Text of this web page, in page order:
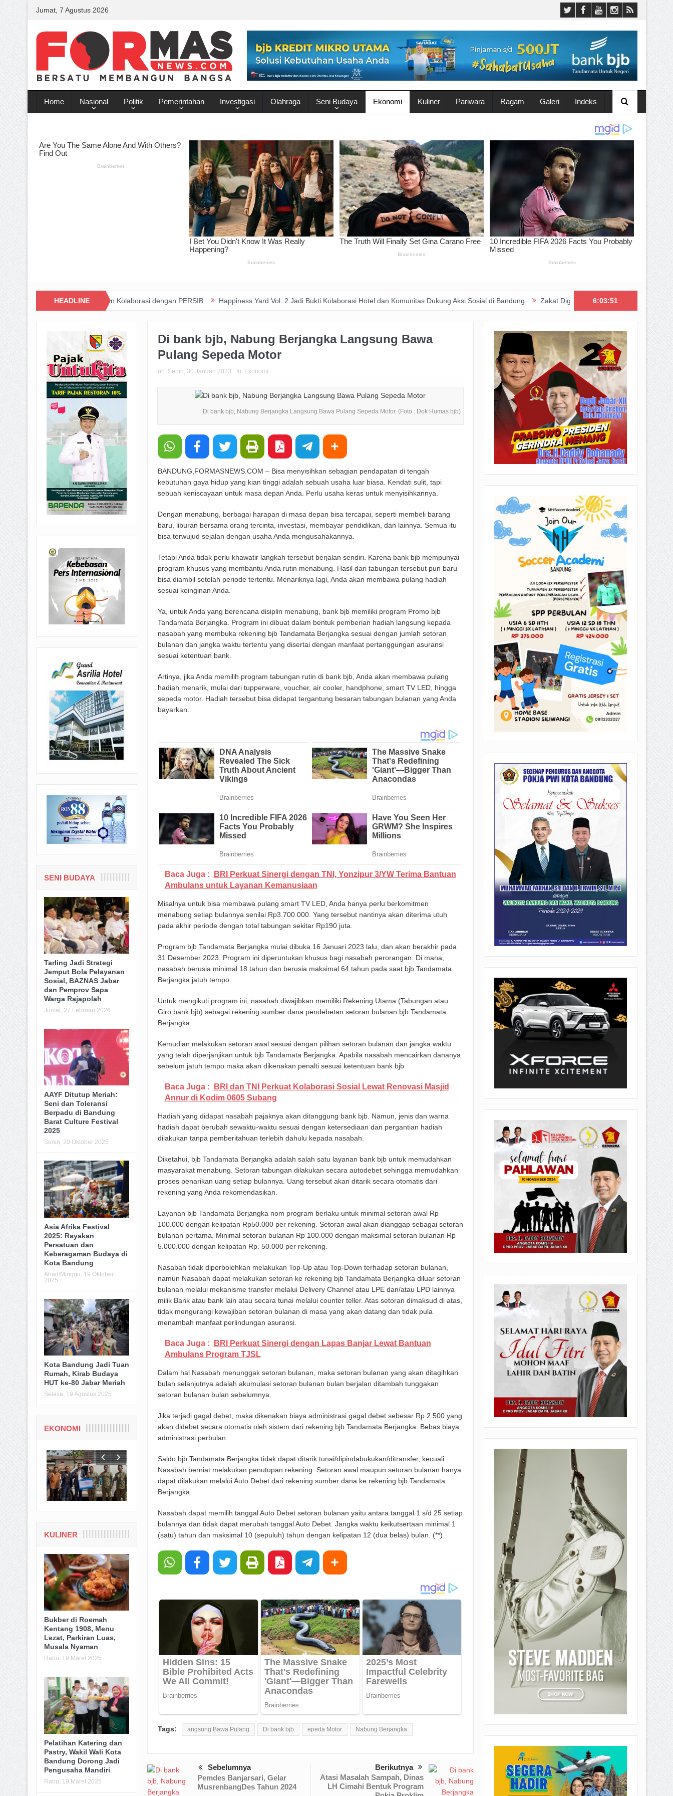
Jumat, 7 Agustus 2026
Home Nasional Politik Pemerintahan Investigasi Olahraga Seni Budaya Ekonomi Kuliner Pariwara Ragam Galeri Indeks
HEADLINE
Inovasi dan Kolaborasi dengan PERSIB Happiness Yard Vol. 2 Jadi Bukti Kolaborasi Hotel dan Komunitas Dukung Aksi Sosial di Bandung Zakat Digital BRImo Wujudkan Kepedulian, BAZNAS Jabar
6:03:53
Di bank bjb, Nabung Berjangka Langsung Bawa
Pulang Sepeda Motor
on: Senin, 30 Januari 2023 In: Ekonomi
Di bank bjb, Nabung Berjangka Langsung Bawa Pulang Sepeda Motor. (Foto : Dok Humas bjb)
BANDUNG,FORMASNEWS.COM – Bisa menyisihkan sebagian pendapatan di tengah
kebutuhan gaya hidup yang kian tinggi adalah sebuah usaha luar biasa. Kendati sulit, tapi
sebuah keniscayaan untuk masa depan Anda. Perlu usaha keras untuk menyisihkannya.
Dengan menabung, berbagai harapan di masa depan bisa tercapai, seperti membeli barang
baru, liburan bersama orang tercinta, investasi, membayar pendidikan, dan lainnya. Semua itu
bisa terwujud sejalan dengan usaha Anda mengusahakannya.
Tetapi Anda tidak perlu khawatir langkah tersebut berjalan sendiri. Karena bank bjb mempunyai
program khusus yang membantu Anda rutin menabung. Hasil dari tabungan tersebut pun baru
bisa diambil setelah periode tertentu. Menariknya lagi, Anda akan membawa pulang hadiah
sesuai keinginan Anda.
Ya, untuk Anda yang berencana disiplin menabung, bank bjb memiliki program Promo bjb
Tandamata Berjangka. Program ini dibuat dalam bentuk pemberian hadiah langsung kepada
nasabah yang membuka rekening bjb Tandamata Berjangka sesuai dengan jumlah setoran
bulanan dan jangka waktu tertentu yang disertai dengan manfaat pertanggungan asuransi
sesuai ketentuan bank.
Artinya, jika Anda memilih program tabungan rutin di bank bjb, Anda akan membawa pulang
hadiah menarik, mulai dari tupperware, voucher, air cooler, handphone, smart TV LED, hingga
sepeda motor. Hadiah tersebut bisa didapat tergantung besaran tabungan bulanan yang Anda
bayarkan.
Baca Juga :
BRI Perkuat Sinergi dengan TNI, Yonzipur 3/YW Terima Bantuan
Ambulans untuk Layanan Kemanusiaan
Misalnya untuk bisa membawa pulang smart TV LED, Anda hanya perlu berkomitmen
menabung setiap bulannya senilai Rp3.700.000. Yang tersebut nantinya akan diterima utuh
pada akhir periode dengan total tabungan sekitar Rp190 juta.
Program bjb Tandamata Berjangka mulai dibuka 16 Januari 2023 lalu, dan akan berakhir pada
31 Desember 2023. Program ini diperuntukan khusus bagi nasabah perorangan. Di mana,
nasabah berusia minimal 18 tahun dan berusia maksimal 64 tahun pada saat bjb Tandamata
Berjangka jatuh tempo.
Untuk mengikuti program ini, nasabah diwajibkan memiliki Rekening Utama (Tabungan atau
Giro bank bjb) sebagai rekening sumber dana pendebetan setoran bulanan bjb Tandamata
Berjangka.
Kemudian melakukan setoran awal sesuai dengan pilihan setoran bulanan dan jangka waktu
yang telah diperjanjikan untuk bjb Tandamata Berjangka. Apabila nasabah mencairkan dananya
sebelum jatuh tempo maka akan dikenakan penalti sesuai ketentuan bank bjb.
Baca Juga :
BRI dan TNI Perkuat Kolaborasi Sosial Lewat Renovasi Masjid
Annur di Kodim 0605 Subang
Hadiah yang didapat nasabah pajaknya akan ditanggung bank bjb. Namun, jenis dan warna
hadiah dapat berubah sewaktu-waktu sesuai dengan ketersediaan dan pergantian hadiah
dilakukan tanpa pemberitahuan terlebih dahulu kepada nasabah.
Diketahui, bjb Tandamata Berjangka adalah salah satu layanan bank bjb untuk memudahkan
masyarakat menabung. Setoran tabungan dilakukan secara autodebet sehingga memudahkan
proses penarikan uang setiap bulannya. Uang tersebut akan ditarik secara otomatis dari
rekening yang Anda rekomendasikan.
Layanan bjb Tandamata Berjangka nom program berlaku untuk minimal setoran awal Rp
100.000 dengan kelipatan Rp50.000 per rekening. Setoran awal akan dianggap sebagai setoran
bulanan pertama. Minimal setoran bulanan Rp 100.000 dengan maksimal setoran bulanan Rp
5.000.000 dengan kelipatan Rp. 50.000 per rekening.
Nasabah tidak diperbolehkan melakukan Top-Up atau Top-Down terhadap setoran bulanan,
namun Nasabah dapat melakukan setoran ke rekening bjb Tandamata Berjangka diluar setoran
bulanan melalui mekanisme transfer melalui Delivery Channel atau LPE dan/atau LPD lainnya
milik Bank atau bank lain atau secara tunai melalui counter teller. Atas setoran dimaksud di atas,
tidak mengurangi kewajiban setoran bulanan di masa yang akan datang dan tidak pula
menambah manfaat perlindungan asuransi.
Baca Juga :
BRI Perkuat Sinergi dengan Lapas Banjar Lewat Bantuan
Ambulans Program TJSL
Dalam hal Nasabah menunggak setoran bulanan, maka setoran bulanan yang akan ditagihkan
bulan selanjutnya adalah akumulasi setoran bulanan bulan berjalan ditambah tunggakan
setoran bulanan bulan sebelumnya.
Jika terjadi gagal debet, maka dikenakan biaya administrasi gagal debet sebesar Rp 2.500 yang
akan didebet secara otomatis oleh sistem dari rekening bjb Tandamata Berjangka. Bebas biaya
administrasi perbulan.
Saldo bjb Tandamata Berjangka tidak dapat ditarik tunai/dipindabukukan/ditransfer, kecuali
Nasabah berniat melakukan penutupan rekening. Setoran awal maupun setoran bulanan hanya
dapat dilakukan melalui Auto Debet dari rekening sumber dana ke rekening bjb Tandamata
Berjangka.
Nasabah dapat memilih tanggal Auto Debet setoran bulanan yaitu antara tanggal 1 s/d 25 setiap
bulannya dan tidak dapat merubah tanggal Auto Debet. Jangka waktu keikutsertaan minimal 1
(satu) tahun dan maksimal 10 (sepuluh) tahun dengan kelipatan 12 (dua belas) bulan. (**)
Tags: angsung Bawa Pulang Di bank bjb epeda Motor Nabung Berjangka
Sebelumnya
Pemdes Banjarsari, Gelar
MusrenbangDes Tahun 2024
Berikutnya
Atasi Masalah Sampah, Dinas
LH Cimahi Bentuk Program
SENI BUDAYA
Tarling Jadi Strategi
Jemput Bola Pelayanan
Sosial, BAZNAS Jabar
dan Pemprov Sapa
Warga Rajapolah
Jumat, 27 Februari 2026
AAYF Ditutup Meriah:
Seni dan Toleransi
Berpadu di Bandung
Barat Culture Festival
2025
Senin, 20 Oktober 2025
Asia Afrika Festival
2025: Rayakan
Persatuan dan
Keberagaman Budaya di
Kota Bandung
Ahad/Minggu, 19 Oktober
2025
Kota Bandung Jadi Tuan
Rumah, Kirab Budaya
HUT ke-80 Jabar Meriah
Selasa, 19 Agustus 2025
EKONOMI
KULINER
Bukber di Roemah
Kentang 1908, Menu
Lezat, Parkiran Luas,
Musala Nyaman
Rabu, 19 Maret 2025
Pelatihan Katering dan
Pastry, Wakil Wali Kota
Bandung Dorong Jadi
Pengusaha Mandiri
Rabu, 19 Maret 2025